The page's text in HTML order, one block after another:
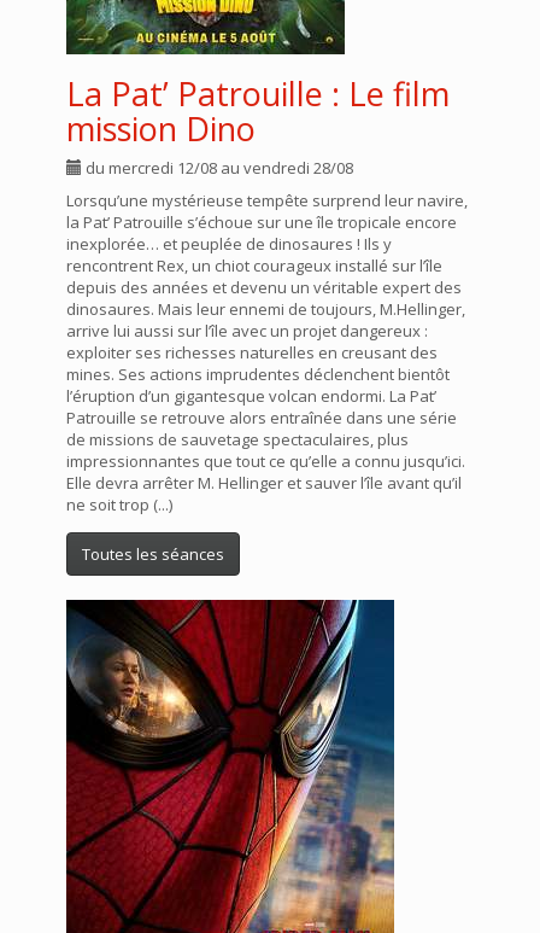
La Pat’ Patrouille : Le film
mission Dino
du mercredi 12/08 au vendredi 28/08
Lorsqu’une mystérieuse tempête surprend leur navire,
la Pat’ Patrouille s’échoue sur une île tropicale encore
inexplorée… et peuplée de dinosaures ! Ils y
rencontrent Rex, un chiot courageux installé sur l’île
depuis des années et devenu un véritable expert des
dinosaures. Mais leur ennemi de toujours, M.Hellinger,
arrive lui aussi sur l’île avec un projet dangereux :
exploiter ses richesses naturelles en creusant des
mines. Ses actions imprudentes déclenchent bientôt
l’éruption d’un gigantesque volcan endormi. La Pat’
Patrouille se retrouve alors entraînée dans une série
de missions de sauvetage spectaculaires, plus
impressionnantes que tout ce qu’elle a connu jusqu’ici.
Elle devra arrêter M. Hellinger et sauver l’île avant qu’il
ne soit trop (...)
Toutes les séances